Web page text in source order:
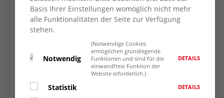
Basis Ihrer Einstellungen womöglich nicht mehr
alle Funktionalitäten der Seite zur Verfügung
stehen.
Notwendig
(Notwendige Cookies
ermöglichen grundlegende
Funktionen und sind für die
einwandfreie Funktion der
Website erforderlich.)
DETAILS
Statistik DETAILS